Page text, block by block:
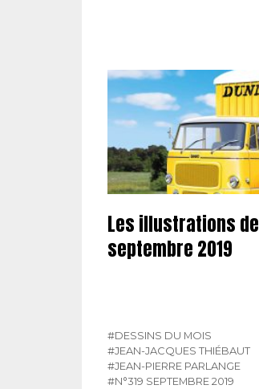
Les illustrations de
septembre 2019
#DESSINS DU MOIS
#JEAN-JACQUES THIÉBAUT
#JEAN-PIERRE PARLANGE
#N°319 SEPTEMBRE 2019